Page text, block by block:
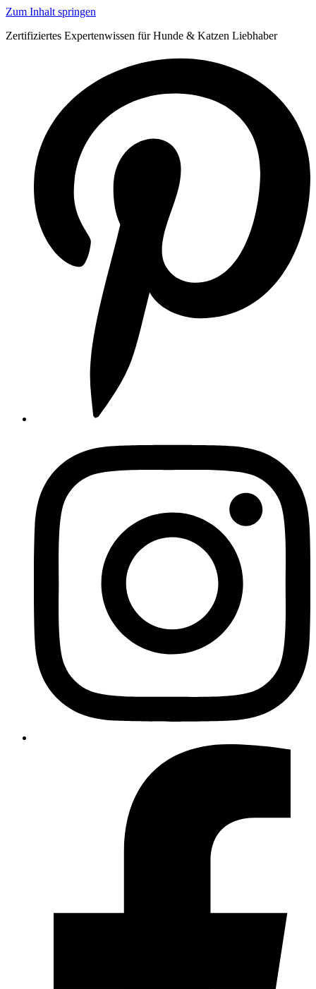
Zum Inhalt springen
Zertifiziertes Expertenwissen für Hunde & Katzen Liebhaber